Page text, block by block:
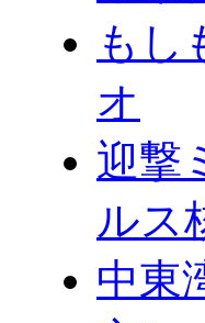
もし
オ
迎撃
ルス
中東